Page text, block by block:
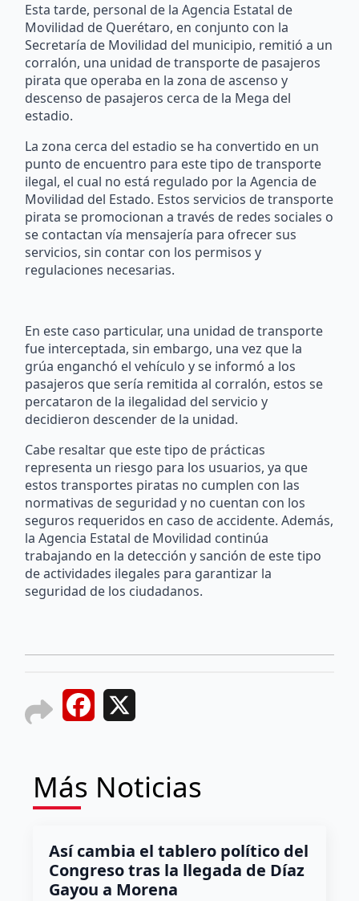
Esta tarde, personal de la Agencia Estatal de
Movilidad de Querétaro, en conjunto con la
Secretaría de Movilidad del municipio, remitió a un
corralón, una unidad de transporte de pasajeros
pirata que operaba en la zona de ascenso y
descenso de pasajeros cerca de la Mega del
estadio.
La zona cerca del estadio se ha convertido en un
punto de encuentro para este tipo de transporte
ilegal, el cual no está regulado por la Agencia de
Movilidad del Estado. Estos servicios de transporte
pirata se promocionan a través de redes sociales o
se contactan vía mensajería para ofrecer sus
servicios, sin contar con los permisos y
regulaciones necesarias.
En este caso particular, una unidad de transporte
fue interceptada, sin embargo, una vez que la
grúa enganchó el vehículo y se informó a los
pasajeros que sería remitida al corralón, estos se
percataron de la ilegalidad del servicio y
decidieron descender de la unidad.
Cabe resaltar que este tipo de prácticas
representa un riesgo para los usuarios, ya que
estos transportes piratas no cumplen con las
normativas de seguridad y no cuentan con los
seguros requeridos en caso de accidente. Además,
la Agencia Estatal de Movilidad continúa
trabajando en la detección y sanción de este tipo
de actividades ilegales para garantizar la
seguridad de los ciudadanos.
Facebook
Más Noticias
Así cambia el tablero político del
Congreso tras la llegada de Díaz
Gayou a Morena